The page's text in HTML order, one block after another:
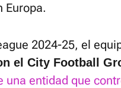
Europa.
2024-25, el
el City Football
entidad que